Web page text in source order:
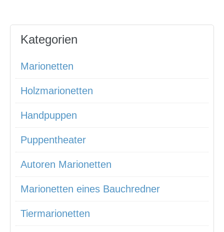
Kategorien
Marionetten
Holzmarionetten
Handpuppen
Puppentheater
Autoren Marionetten
Marionetten eines Bauchredner
Tiermarionetten